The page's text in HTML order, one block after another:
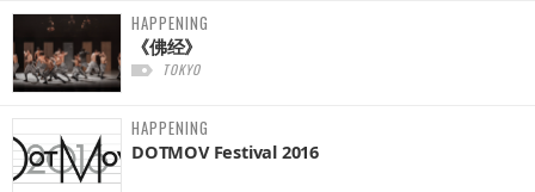
HAPPENING
《佛经》
TOKYO
HAPPENING
DOTMOV Festival 2016